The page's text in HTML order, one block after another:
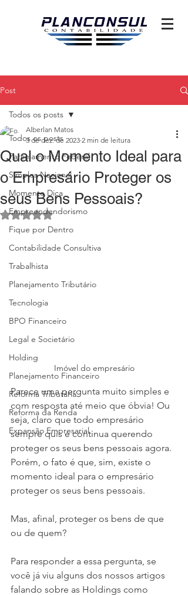
Post
Todos os posts
Parcelamento Federal
Simples Nacional
Momento Dica
Empreendendorismo
Fique por Dentro
Contabilidade Consultiva
Trabalhista
Planejamento Tributário
Tecnologia
BPO Financeiro
Legal e Societário
Holding
Planejamento Financeiro
Reforma Tributária
Reforma da Renda
Expansão Empresarial
Todos os posts
Qual o Momento Ideal para
o Empresário Proteger os
seus Bens Pessoais?
Alberlan Matos
3 de dez. de 2023 2 min de leitura
Avaliado com NaN de 5 estrelas.
Imóvel do empresário
Parece uma pergunta muito simples e
com resposta até meio que óbvia! Ou
seja, claro que todo empresário
sempre quis e continua querendo
proteger os seus bens pessoais agora.
Porém, o fato é que, sim, existe o
momento ideal para o empresário
proteger os seus bens pessoais.
Mas, afinal, proteger os bens de que
ou de quem?
Para responder a essa pergunta, se
você já viu alguns dos nossos artigos
falando sobre as Holdings como